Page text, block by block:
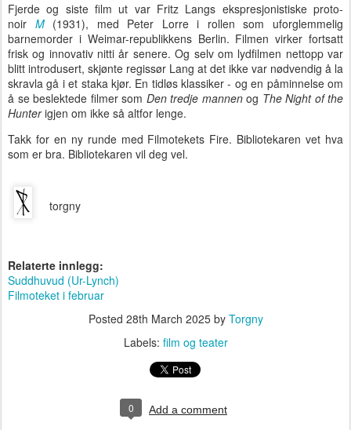
Fjerde og siste film ut var Fritz Langs ekspresjonistiske proto-
noir M(1931), med Peter Lorre i rollen som uforglemmelig
barnemorder i Weimar-republikkens Berlin. Filmen virker fortsatt
frisk og innovativ nitti år senere. Og selv om lydfilmen nettopp var
blitt introdusert, skjønte regissør Lang at det ikke var nødvendig å la
skravla gå i et staka kjør. En tidløs klassiker - og en påminnelse om
å se beslektede filmer som Den tredje mannenog The Night of the
Hunterigjen om ikke så altfor lenge.
Takk for en ny runde med Filmotekets Fire. Bibliotekaren vet hva
som er bra. Bibliotekaren vil deg vel.
torgny
Relaterte innlegg:
Suddhuvud (Ur-Lynch)
Filmoteket i februar
Posted 28th March 2025by Torgny
Labels: film og teater
0 Add a comment